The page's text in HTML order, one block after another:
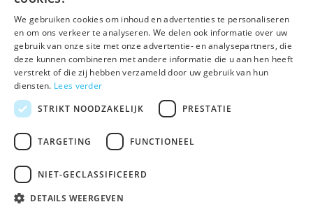
Abonneer
Algemene voorwaarden Disclaimer
© Spirituele winkel • Sinds 2006 • Dé vertrouwde spirituele webshop
We gebruiken cookies om inhoud en advertenties te personaliseren
en om ons verkeer te analyseren. We delen ook informatie over uw
gebruik van onze site met onze advertentie- en analysepartners, die
deze kunnen combineren met andere informatie die u aan hen heeft
verstrekt of die zij hebben verzameld door uw gebruik van hun
diensten. Lees verder
STRIKT NOODZAKELIJK
PRESTATIE
TARGETING FUNCTIONEEL
NIET-GECLASSIFICEERD
DETAILS WEERGEVEN